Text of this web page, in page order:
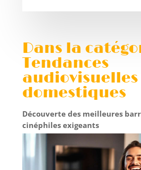
Dans la
Tendances
audiovisuelles
domestiques
Découverte des meilleures
cinéphiles exigeants